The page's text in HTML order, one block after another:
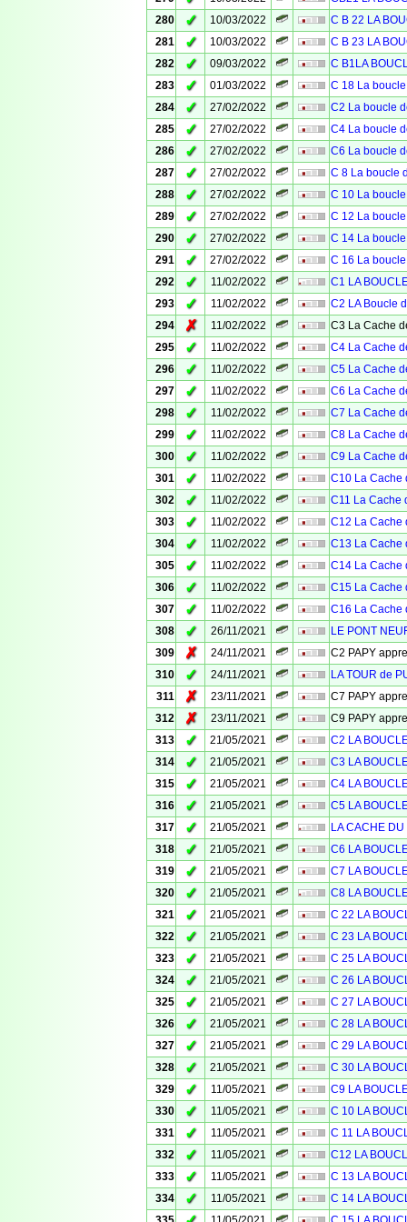
280
✓ 10/03/2022
C B 22 LA
281
✓ 10/03/2022
C B 23 LA
282
✓ 09/03/2022
C B1LA
283
✓ 01/03/2022
C 18 La
284
✓ 27/02/2022
C2 La boucle
285
✓ 27/02/2022
C4 La boucle
286
✓ 27/02/2022
C6 La boucle
287
✓ 27/02/2022
C 8 La boucle
288
✓ 27/02/2022
C 10 La
289
✓ 27/02/2022
C 12 La
290
✓ 27/02/2022
C 14 La
291
✓ 27/02/2022
C 16 La
292
✓ 11/02/2022
C1 LA
293
✓ 11/02/2022
C2 LA Boucle
294
✗ 11/02/2022
C3 La Cache
295
✓ 11/02/2022
C4 La Cache
296
✓ 11/02/2022
C5 La Cache
297
✓ 11/02/2022
C6 La Cache
298
✓ 11/02/2022
C7 La Cache
299
✓ 11/02/2022
C8 La Cache
300
✓ 11/02/2022
C9 La Cache
301
✓ 11/02/2022
C10 La Cache
302
✓ 11/02/2022
C11 La Cache
303
✓ 11/02/2022
C12 La Cache
304
✓ 11/02/2022
C13 La Cache
305
✓ 11/02/2022
C14 La Cache
306
✓ 11/02/2022
C15 La Cache
307
✓ 11/02/2022
C16 La Cache
308
✓ 26/11/2021
LE PONT
309
✗ 24/11/2021
C2 PAPY
310
✓ 24/11/2021
LA TOUR de
311
✗ 23/11/2021
C7 PAPY
312
✗ 23/11/2021
C9 PAPY
313
✓ 21/05/2021
C2 LA
314
✓ 21/05/2021
C3 LA
315
✓ 21/05/2021
C4 LA
316
✓ 21/05/2021
C5 LA
317
✓ 21/05/2021
LA CACHE
318
✓ 21/05/2021
C6 LA
319
✓ 21/05/2021
C7 LA
320
✓ 21/05/2021
C8 LA
321
✓ 21/05/2021
C 22 LA
322
✓ 21/05/2021
C 23 LA
323
✓ 21/05/2021
C 25 LA
324
✓ 21/05/2021
C 26 LA
325
✓ 21/05/2021
C 27 LA
326
✓ 21/05/2021
C 28 LA
327
✓ 21/05/2021
C 29 LA
328
✓ 21/05/2021
C 30 LA
329
✓ 11/05/2021
C9 LA
330
✓ 11/05/2021
C 10 LA
331
✓ 11/05/2021
C 11 LA
332
✓ 11/05/2021
C12 LA
333
✓ 11/05/2021
C 13 LA
334
✓ 11/05/2021
C 14 LA